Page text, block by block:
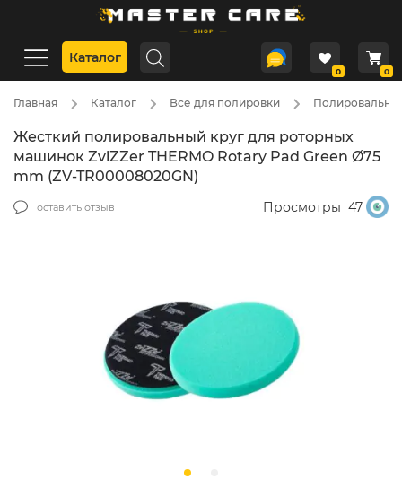
Каталог
0 0
Главная Каталог Все для полировки
Жесткий полировальный круг для роторных
машинок ZviZZer THERMO Rotary Pad Green Ø75
mm (ZV-TR00008020GN)
оставить отзыв Просмотры 47